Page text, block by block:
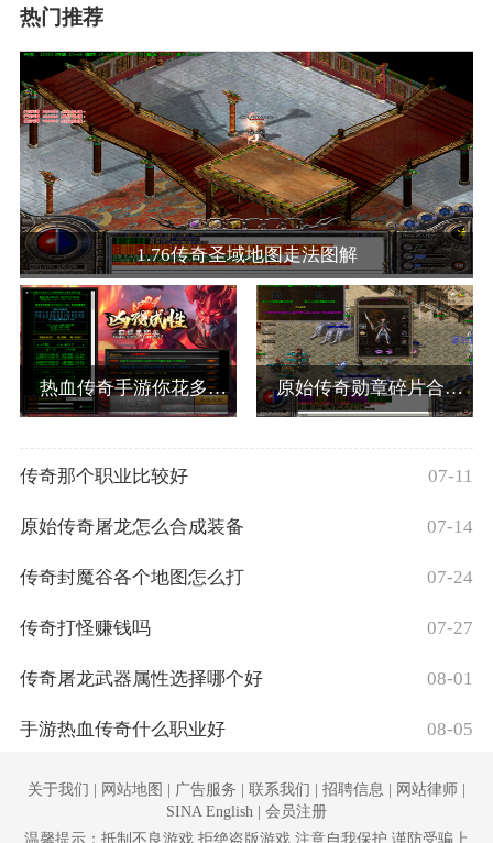
热门推荐
1.76传奇圣域地图走法图解
热血传奇手游你花多少钱一个 原始传奇勋章碎片合成坐标
传奇那个职业比较好 07-11
原始传奇屠龙怎么合成装备 07-14
传奇封魔谷各个地图怎么打 07-24
传奇打怪赚钱吗 07-27
传奇屠龙武器属性选择哪个好 08-01
手游热血传奇什么职业好 08-05
关于我们 | 网站地图 | 广告服务 | 联系我们 | 招聘信息 | 网站律师 |
SINA English | 会员注册
温馨提示：抵制不良游戏 拒绝盗版游戏 注意自我保护 谨防受骗上